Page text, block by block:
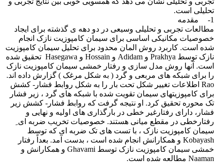
تحلیلی است.
1-
مقدمه
مطالعات تجربی و تحلیلی وسیعی در دو دهه ی گذشته برای ایجاد
خصوصیات مکانیکی اساسی برای سیمان کامپوزیت نازک انجام
شده است. کاربرد روش المان محدود برای تحلیل سیمان کامپوزیت
نازک توسط Prakhya و Adidam و Hossain و Hasegawa تحقیق شده
است. آنها روش مدل سازی و رفتار خمشی سیمان کامپوزیت نازک
را برای شبکه های مربعی و گرد ( به شکل مرغک ) گزارش داده اند.
Rao اطلاعات تغییر شکل تحت بار را به شکل روابط فشار- کشش
برای کامپوزیتهای سیمان تقویت شده با شبکه های گرد ، زیر فشار
تک محوره تحقیق کرد. او نتیجه گرفت که روابط فشار- کشش زیر
فشار، دارای رفتارغیر خطی در بارگذاری های اولیه و نهایی و
رفتارخطی در مقطع میانی هستند. خصوصیات تخریب ضربه ای ِ
سیمان کامپوزیت نازک ، با تست های تک ضربه ای که توسط
Kobayash و همکارانش انجام شده است ، بدست آمد. بعداً رفتار
خمشی سیمان کامپوزیت نازک توسط Ghavami و همکارانش و
Naaman مطالعه شده است.